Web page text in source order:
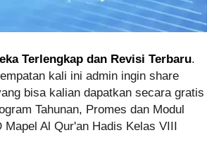
Terlengkap dan Revisi Terbaru.
kali ini admin ingin share
bisa kalian dapatkan secara gratis
Tahunan, Promes dan Modul
Al Qur'an Hadis Kelas VIII